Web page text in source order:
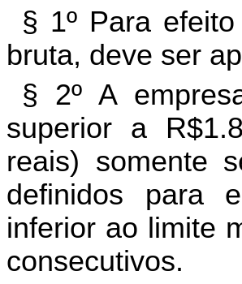
§ 1º Para
bruta, deve ser
§ 2º A
superior a
reais) somente
definidos para
inferior ao limite
consecutivos.